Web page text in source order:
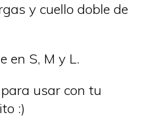
y cuello doble de
en S, M y L.
usar con tu
:)